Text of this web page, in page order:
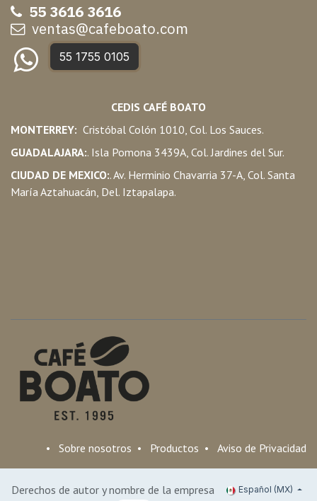
55 3616 3616
ventas@cafeboato.com
55 1755 0105
CEDIS CAFÉ BOATO
MONTERREY: Cristóbal Colón 1010, Col. Los Sauces.
GUADALAJARA:. Isla Pomona 3439A, Col. Jardines del Sur.
CIUDAD DE MEXICO:. Av. Herminio Chavarria 37-A, Col. Santa
María Aztahuacán, Del. Iztapalapa.
• Sobre nosotros • Productos • Aviso de Privacidad
Derechos de autor y nombre de la empresa Español (MX)